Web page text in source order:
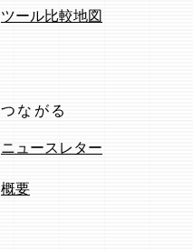
ツール比較地図
つながる
ニュースレター
概要